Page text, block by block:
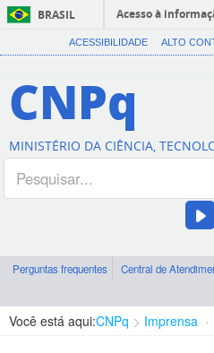
BRASIL
Acesso à
ACESSIBILIDADE ALTO
CNPq
MINISTÉRIO DA CIÊNCIA,
Perguntas frequentes Central de
Você está aqui:CNPq Imprensa